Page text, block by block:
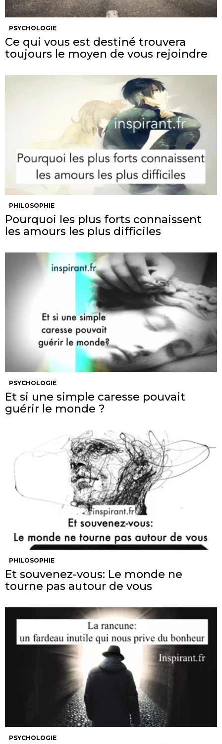
PSYCHOLOGIE
Ce qui vous est destiné trouvera
toujours le moyen de vous rejoindre
PHILOSOPHIE
Pourquoi les plus forts connaissent
les amours les plus difficiles
PSYCHOLOGIE
Et si une simple caresse pouvait
guérir le monde ?
PHILOSOPHIE
Et souvenez-vous: Le monde ne
tourne pas autour de vous
PSYCHOLOGIE